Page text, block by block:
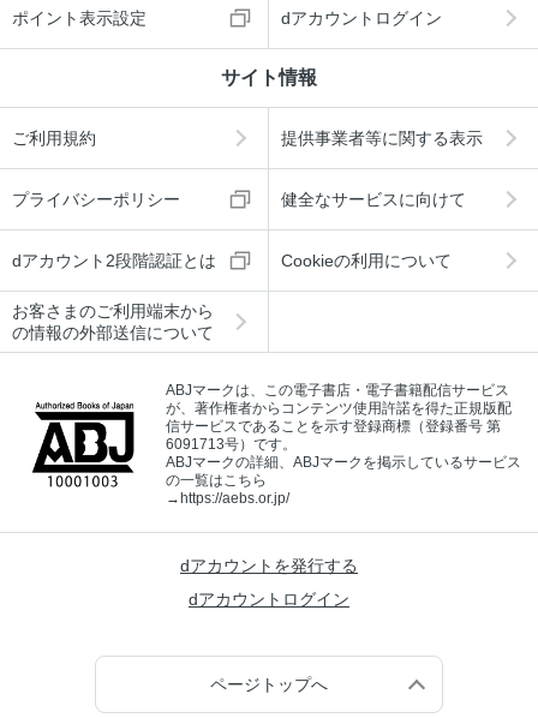
ポイント表示設定 dアカウントログイン
サイト情報
ご利用規約 提供事業者等に関する表示
プライバシーポリシー 健全なサービスに向けて
dアカウント2段階認証とは Cookieの利用について
お客さまのご利用端末から
の情報の外部送信について
ABJマークは、この電子書店・電子書籍配信サービス
が、著作権者からコンテンツ使用許諾を得た正規版配
信サービスであることを示す登録商標（登録番号 第
6091713号）です。
ABJマークの詳細、ABJマークを掲示しているサービス
の一覧はこちら
→ https://aebs.or.jp/
dアカウントを発行する
dアカウントログイン
ページトップへ